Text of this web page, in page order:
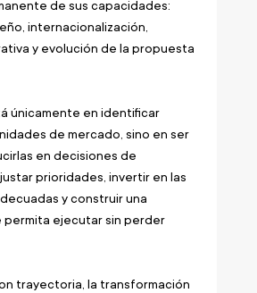
de sus capacidades:
internacionalización,
y evolución de la propuesta
únicamente en identificar
de mercado, sino en ser
en decisiones de
prioridades, invertir en las
y construir una
permita ejecutar sin perder
trayectoria, la transformación